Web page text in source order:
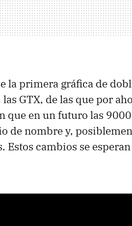
la primera gráfica de
GTX, de las que por
que en un futuro las
de nombre y,
Estos cambios se